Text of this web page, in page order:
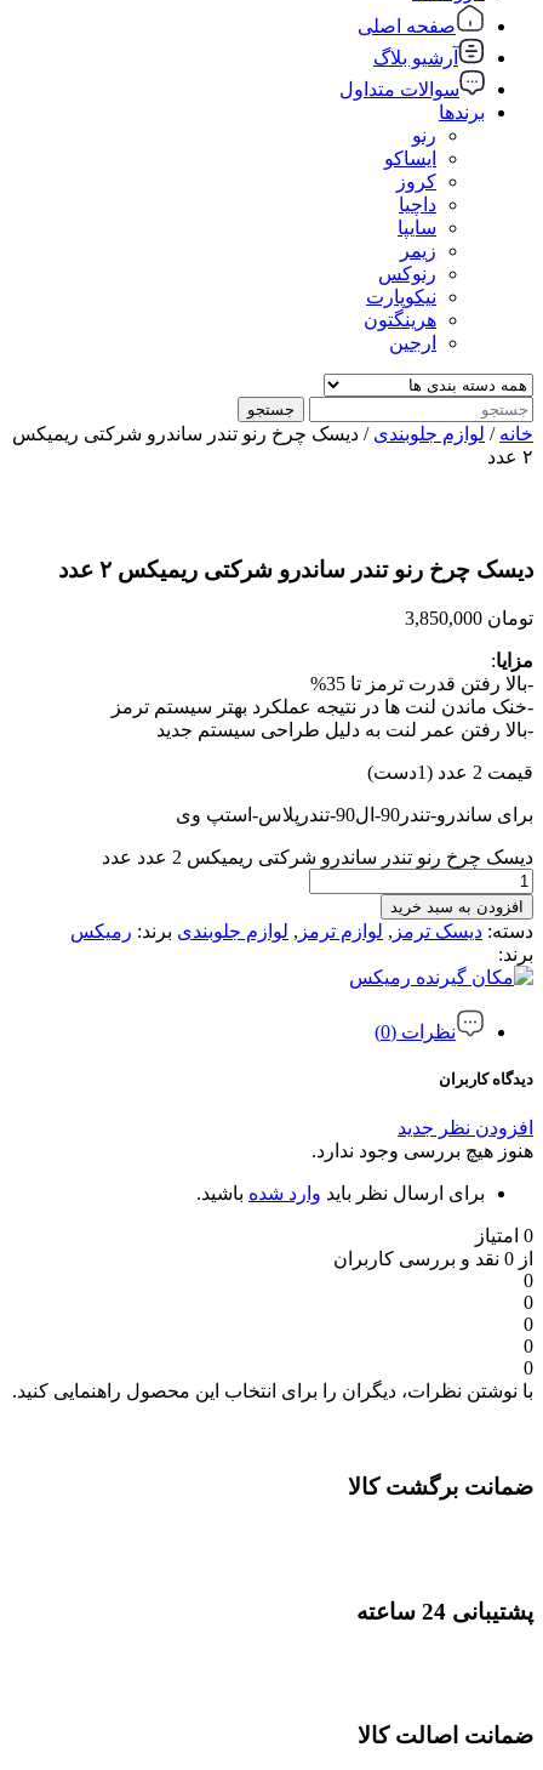
صفحه اصلی
آرشیو بلاگ
سوالات متداول
برندها
رنو
ایساکو
کروز
داچیا
سایپا
زیمر
رنوکس
نیکوپارت
هرینگتون
ارجین
جستجو
خانه / لوازم جلوبندی / دیسک چرخ رنو تندر ساندرو شرکتی ریمیکس
۲ عدد
دیسک چرخ رنو تندر ساندرو شرکتی ریمیکس ۲ عدد
تومان
مزایا:
-بالا رفتن قدرت ترمز تا 35%
-خنک ماندن لنت ها در نتیجه عملکرد بهتر سیستم ترمز
-بالا رفتن عمر لنت به دلیل طراحی سیستم جدید
قیمت 2 عدد (1دست)
برای ساندرو-تندر90-ال90-تندرپلاس-استپ وی
دیسک چرخ رنو تندر ساندرو شرکتی ریمیکس 2 عدد عدد
افزودن به سبد خرید
دسته: دیسک ترمز , لوازم ترمز , لوازم جلوبندی برند: رمیکس
برند:
رمیکس
نظرات (0)
دیدگاه کاربران
افزودن نظر جدید
هنوز هیچ بررسی وجود ندارد.
برای ارسال نظر باید وارد شده باشید.
0 امتیاز
از 0 نقد و بررسی کاربران
0
0
0
0
0
با نوشتن نظرات، دیگران را برای انتخاب این محصول راهنمایی کنید.
ضمانت برگشت کالا
پشتیبانی 24 ساعته
ضمانت اصالت کالا